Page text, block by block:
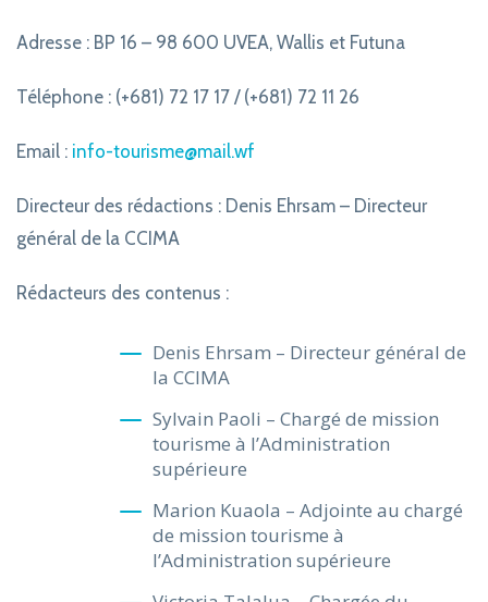
Adresse : BP 16 – 98 600 UVEA, Wallis et Futuna
Téléphone : (+681) 72 17 17 / (+681) 72 11 26
Email : info-tourisme@mail.wf
Directeur des rédactions : Denis Ehrsam – Directeur
général de la CCIMA
Rédacteurs des contenus :
Denis Ehrsam – Directeur général de
la CCIMA
Sylvain Paoli – Chargé de mission
tourisme à l’Administration
supérieure
Marion Kuaola – Adjointe au chargé
de mission tourisme à
l’Administration supérieure